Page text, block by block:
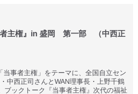
者主権』in 盛岡 第一部 （中西正
当事者主権」をテーマに、全国自立セン
中西正­司さんとWAN理事長・上野千鶴
ブックトーク『当事者主権』次代の福祉